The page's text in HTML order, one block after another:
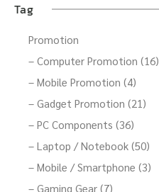
Tag
Promotion
– Computer Promotion (16)
– Mobile Promotion (4)
– Gadget Promotion (21)
– PC Components (36)
– Laptop / Notebook (50)
– Mobile / Smartphone (3)
– Gaming Gear (7)